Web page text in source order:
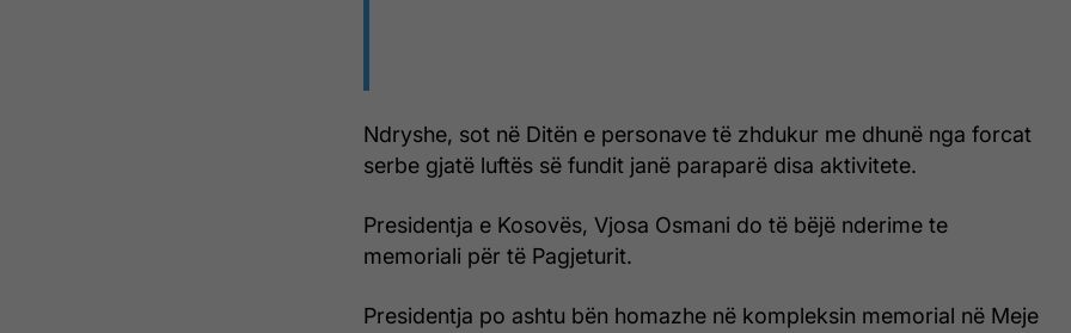
Ndryshe, sot në Ditën e personave të zhdukur me dhunë nga forcat
serbe gjatë luftës së fundit janë paraparë disa aktivitete.
Presidentja e Kosovës, Vjosa Osmani do të bëjë nderime te
memoriali për të Pagjeturit.
Presidentja po ashtu bën homazhe në kompleksin memorial në Meje